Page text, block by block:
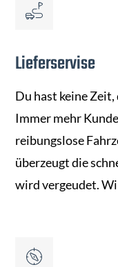
Lieferservise
Du hast keine
Immer mehr
reibungslose
überzeugt die
wird vergeudet.